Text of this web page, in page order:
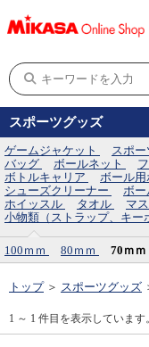
スポーツグッズ
ゲームジャケット スポ
バッグ
ボールネット
ボトルキャリア
ボール
シューズクリーナー
ボー
ホイッスル
タオル
マ
小物類（ストラップ、キー
100ｍｍ 80ｍｍ 70ｍｍ
トップ ＞ スポーツグッズ
1 ～ 1 件目を表示しています